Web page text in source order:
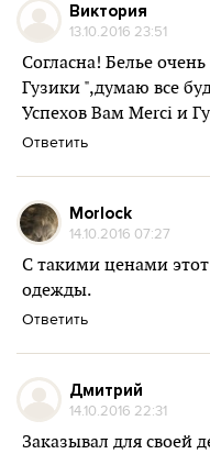
Виктория
13.10.2016 23:51
Согласна! Белье
Гузики ",думаю все
Успехов Вам Merci и
Ответить
Morlock
14.10.2016 07:27
С такими ценами
одежды.
Ответить
Дмитрий
14.10.2016 22:31
Заказывал для своей